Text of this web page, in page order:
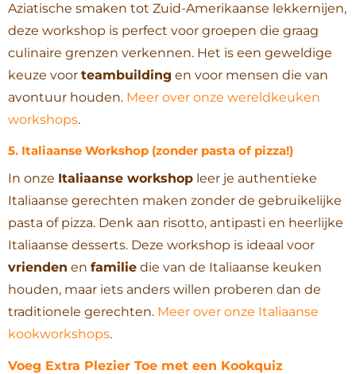
Aziatische smaken tot Zuid-Amerikaanse lekkernijen,
deze workshop is perfect voor groepen die graag
culinaire grenzen verkennen. Het is een geweldige
keuze voor teambuilding en voor mensen die van
avontuur houden. Meer over onze wereldkeuken
workshops.
5. Italiaanse Workshop (zonder pasta of pizza!)
In onze Italiaanse workshop leer je authentieke
Italiaanse gerechten maken zonder de gebruikelijke
pasta of pizza. Denk aan risotto, antipasti en heerlijke
Italiaanse desserts. Deze workshop is ideaal voor
vrienden en familie die van de Italiaanse keuken
houden, maar iets anders willen proberen dan de
traditionele gerechten. Meer over onze Italiaanse
kookworkshops.
Voeg Extra Plezier Toe met een Kookquiz